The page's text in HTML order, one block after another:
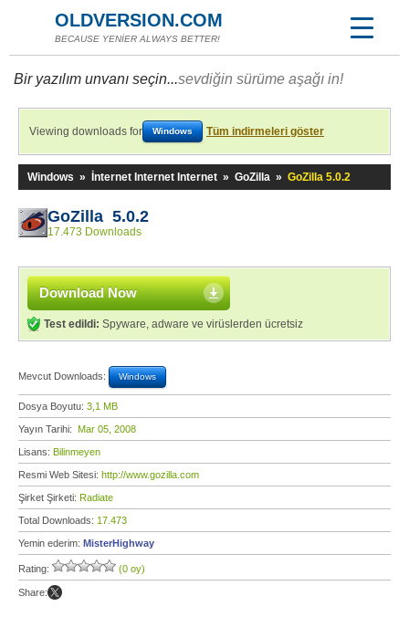
OLDVERSION.COM
BECAUSE YENİER ALWAYS BETTER!
Bir yazılım unvanı seçin...sevdiğin sürüme aşağı in!
Viewing downloads for Windows Tüm indirmeleri göster
Windows » İnternet Internet Internet » GoZilla » GoZilla 5.0.2
GoZilla 5.0.2
17.473 Downloads
Download Now
Test edildi: Spyware, adware ve virüslerden ücretsiz
Mevcut Downloads: Windows
Dosya Boyutu: 3,1 MB
Yayın Tarihi: Mar 05, 2008
Lisans: Bilinmeyen
Resmi Web Sitesi: http://www.gozilla.com
Şirket Şirketi: Radiate
Total Downloads: 17.473
Yemin ederim: MisterHighway
Rating: (0 oy)
Share: